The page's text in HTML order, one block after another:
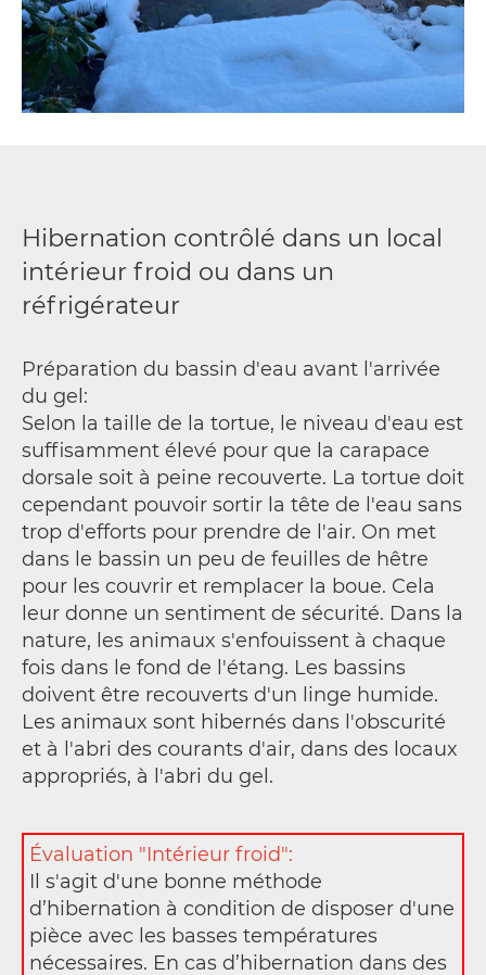
Hibernation contrôlé dans un local
intérieur froid ou dans un
réfrigérateur
Préparation du bassin d'eau avant l'arrivée
du gel:
Selon la taille de la tortue, le niveau d'eau est
suffisamment élevé pour que la carapace
dorsale soit à peine recouverte. La tortue doit
cependant pouvoir sortir la tête de l'eau sans
trop d'efforts pour prendre de l'air. On met
dans le bassin un peu de feuilles de hêtre
pour les couvrir et remplacer la boue. Cela
leur donne un sentiment de sécurité. Dans la
nature, les animaux s'enfouissent à chaque
fois dans le fond de l'étang. Les bassins
doivent être recouverts d'un linge humide.
Les animaux sont hibernés dans l'obscurité
et à l'abri des courants d'air, dans des locaux
appropriés, à l'abri du gel.
Évaluation "Intérieur froid":
Il s'agit d'une bonne méthode
d’hibernation à condition de disposer d'une
pièce avec les basses températures
nécessaires. En cas d’hibernation dans des